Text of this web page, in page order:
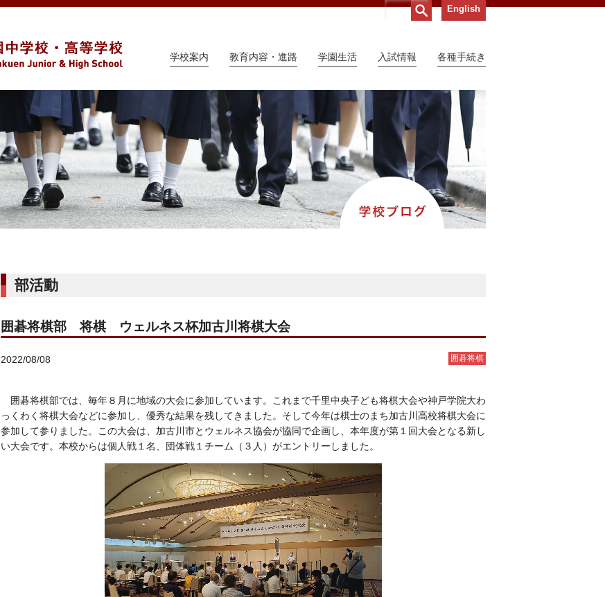
English
学校案内 教育内容・進路 学園生活 入試情報 各種手続き
部活動
囲碁将棋部 将棋 ウェルネス杯加古川将棋大会
2022/08/08 囲碁将棋
囲碁将棋部では、毎年８月に地域の大会に参加しています。これまで千里中央子ども将棋大会や神戸学院大わ
っくわく将棋大会などに参加し、優秀な結果を残してきました。そして今年は棋士のまち加古川高校将棋大会に
参加して参りました。この大会は、加古川市とウェルネス協会が協同で企画し、本年度が第１回大会となる新し
い大会です。本校からは個人戦１名、団体戦１チーム（３人）がエントリーしました。